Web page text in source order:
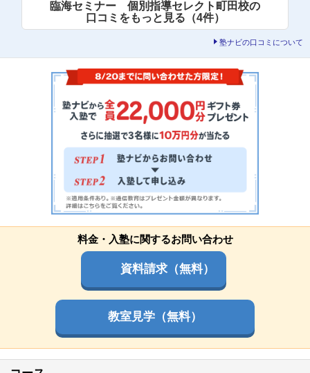
臨海セミナー 個別指導セレクト町田校の
口コミをもっと見る（4件）
塾ナビの口コミについて
料金・入塾に関するお問い合わせ
資料請求（無料）
教室見学（無料）